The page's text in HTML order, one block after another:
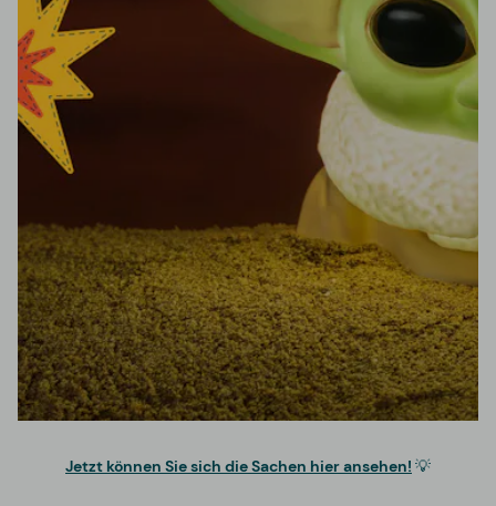
Jetzt können Sie sich die Sachen hier ansehen! 💡